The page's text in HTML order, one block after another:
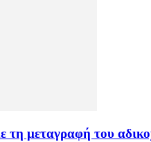
τη μεταγραφή του